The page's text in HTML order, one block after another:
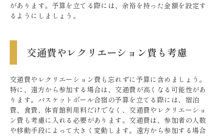
があります。予算を立てる際には、余裕を持った金額を設定す
るようにしましょう。
交通費やレクリエーション費も考慮
交通費やレクリエーション費も忘れずに予算に含めましょう。
特に、遠方から参加する場合は、交通費が高くなる可能性があ
ります。バスケットボール合宿の予算を立てる際には、宿泊
費、食費、体育館利用料だけでなく、交通費やレクリエーショ
ン費も考慮に入れる必要があります。交通費は、参加者の人数
や移動手段によって大きく変動します。遠方から参加する場合